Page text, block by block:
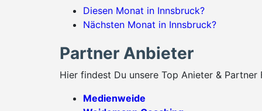
Diesen Monat in Innsbruck?
Nächsten Monat in Innsbruck?
Partner Anbieter
Hier findest Du unsere Top Anieter & Partner
Medienweide